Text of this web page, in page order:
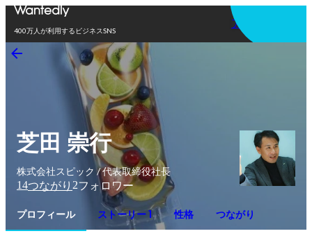
400万人が利用するビジネスSNS
アプリを使う
芝田 崇行
株式会社スピック / 代表取締役社長
14つながり 2フォロワー
プロフィール ストーリー 1 性格 つながり